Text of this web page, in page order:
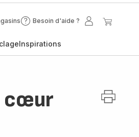
Besoin d'aide ?
Besoin
?
Mon
Inspirations
cœur